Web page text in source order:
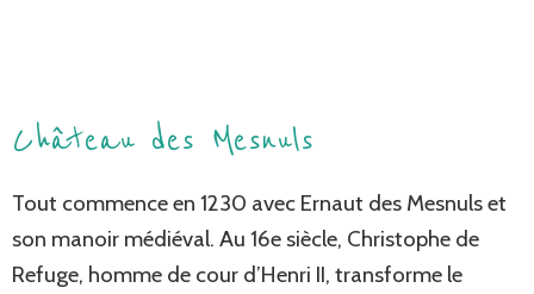
Château des Mesnuls
Tout commence en 1230 avec Ernaut des Mesnuls et
son manoir médiéval. Au 16e siècle, Christophe de
Refuge, homme de cour d’Henri II, transforme le